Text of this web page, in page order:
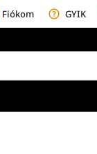
Fiókom GYIK